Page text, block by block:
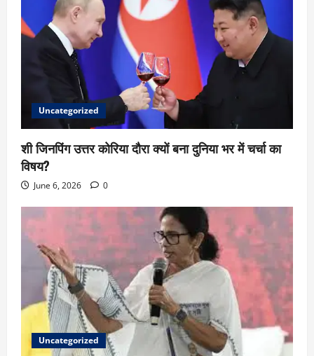
Uncategorized
शी जिनपिंग उत्तर कोरिया दौरा क्यों बना दुनिया भर में चर्चा का
विषय?
June 6, 2026 0
Uncategorized